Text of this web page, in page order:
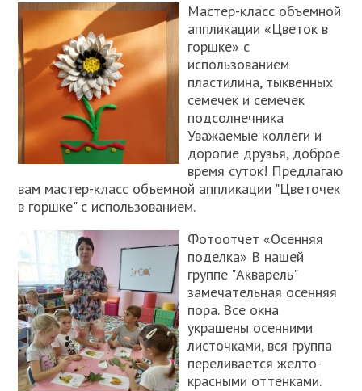
Мастер-класс объемной
аппликации «Цветок в
горшке» с
использованием
пластилина, тыквенных
семечек и семечек
подсолнечника
Уважаемые коллеги и
дорогие друзья, доброе
время суток! Предлагаю
вам мастер-класс объемной аппликации "Цветочек
в горшке" с использованием.
Фотоотчет «Осенняя
поделка» В нашей
группе "Акварель"
замечательная осенняя
пора. Все окна
украшены осенними
листочками, вся группа
переливается желто-
красными оттенками.